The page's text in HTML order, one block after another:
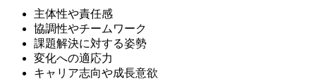
主体性や責任感
協調性やチームワーク
課題解決に対する姿勢
変化への適応力
キャリア志向や成長意欲